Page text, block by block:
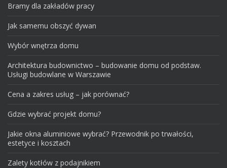
Bramy dla zakładów pracy
Jak samemu obszyć dywan
Wybór wnętrza domu
Architektura budownictwo – budowanie domu od podstaw.
Usługi budowlane w Warszawie
Cena a zakres usług – jak porównać?
Gdzie wybrać projekt domu?
Jakie okna aluminiowe wybrać? Przewodnik po trwałości,
estetyce i kosztach
Zalety kotłów z podajnikiem